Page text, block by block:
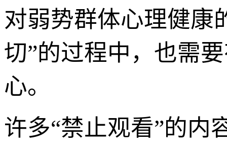
对弱势群体心理健康
切”的过程中，也需
心。
许多“禁止观看”的内